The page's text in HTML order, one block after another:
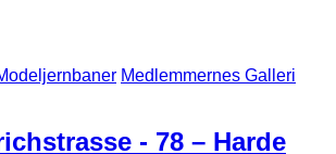
Medlemmernes Galleri
- 78 – Harde